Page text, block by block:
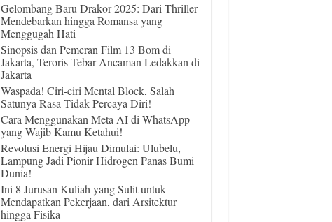
Gelombang Baru Drakor 2025: Dari Thriller
Mendebarkan hingga Romansa yang
Menggugah Hati
Sinopsis dan Pemeran Film 13 Bom di
Jakarta, Teroris Tebar Ancaman Ledakkan di
Jakarta
Waspada! Ciri-ciri Mental Block, Salah
Satunya Rasa Tidak Percaya Diri!
Cara Menggunakan Meta AI di WhatsApp
yang Wajib Kamu Ketahui!
Revolusi Energi Hijau Dimulai: Ulubelu,
Lampung Jadi Pionir Hidrogen Panas Bumi
Dunia!
Ini 8 Jurusan Kuliah yang Sulit untuk
Mendapatkan Pekerjaan, dari Arsitektur
hingga Fisika